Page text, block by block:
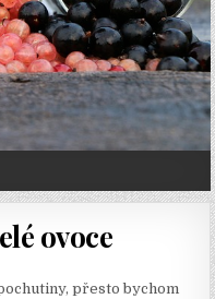
ovoce
přesto bychom